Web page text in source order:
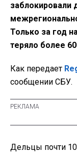
заблокировали
Только за год
теряло более
Как передает
сообщении СБУ.
Дельцы почти